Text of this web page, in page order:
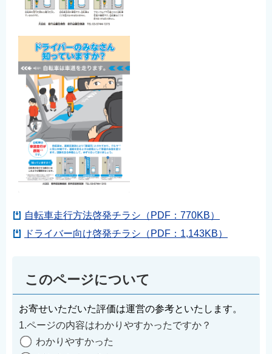
自転車走行方法啓発チラシ（PDF：770KB）
ドライバー向け啓発チラシ（PDF：1,143KB）
このページについて
お寄せいただいた評価は運営の参考といたします。
1.ページの内容はわかりやすかったですか？
わかりやすかった